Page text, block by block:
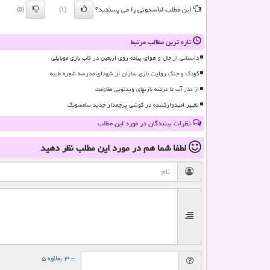
این مطلب لباسدونی را می پسندید؟ (1)
(0)
تازه ترین مطالب مرتبط
داستانی از حال و هوای پیاده روی اربعین در قاب بازی موبایلی
کودک و جنگ روایت بازی سازان از شهدای مدرسه شجره طیبه
از نذر آب تا عرضه بازیهای ویدئویی مقاومت
تغییر امیدوارکننده در گوشی پرچمدار جدید سامسونگ
نظرات بینندگان در مورد این مطلب
لطفا شما همدر مورد این مطلبنظر دهید
= ۳ بعلاوه ۵